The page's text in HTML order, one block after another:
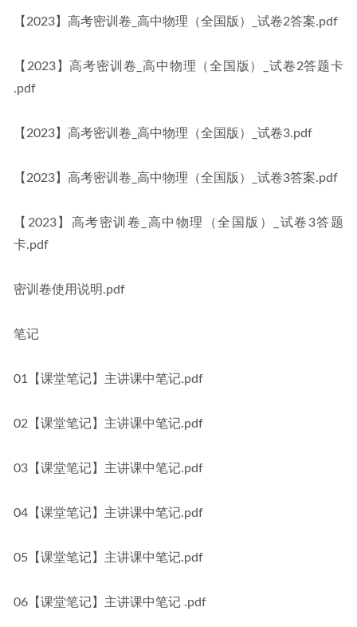
【2023】高考密训卷_高中物理（全国版）_试卷2答案.pdf
【2023】高考密训卷_高中物理（全国版）_试卷2答题卡
.pdf
【2023】高考密训卷_高中物理（全国版）_试卷3.pdf
【2023】高考密训卷_高中物理（全国版）_试卷3答案.pdf
【2023】高考密训卷_高中物理（全国版）_试卷3答题
卡.pdf
密训卷使用说明.pdf
笔记
01【课堂笔记】主讲课中笔记.pdf
02【课堂笔记】主讲课中笔记.pdf
03【课堂笔记】主讲课中笔记.pdf
04【课堂笔记】主讲课中笔记.pdf
05【课堂笔记】主讲课中笔记.pdf
06【课堂笔记】主讲课中笔记 .pdf